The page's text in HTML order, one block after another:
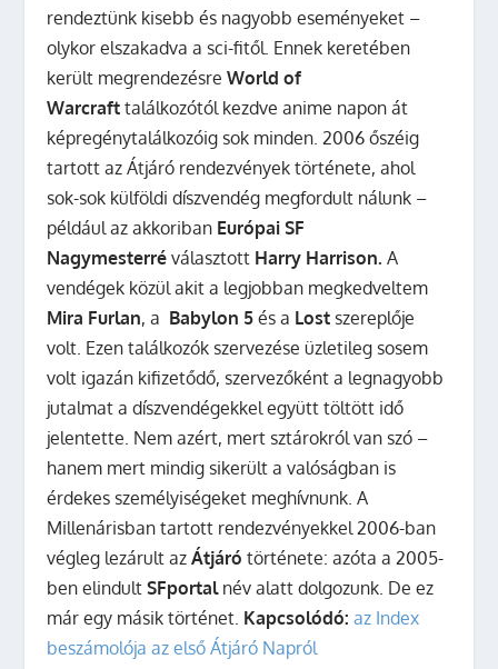
rendeztünk kisebb és nagyobb eseményeket –
olykor elszakadva a sci-fitől. Ennek keretében
került megrendezésreWorld of
Warcraft találkozótól kezdve anime napon át
képregénytalálkozóig sok minden. 2006 őszéig
tartott az Átjáró rendezvények története, ahol
sok-sok külföldi díszvendég megfordult nálunk –
például az akkoriban Európai SF
Nagymesterré választott Harry Harrison. A
vendégek közül akit a legjobban megkedveltem
Mira Furlan, a Babylon 5 és a Lost szereplője
volt. Ezen találkozók szervezése üzletileg sosem
volt igazán kifizetődő, szervezőként a legnagyobb
jutalmat a díszvendégekkel együtt töltött idő
jelentette. Nem azért, mert sztárokról van szó –
hanem mert mindig sikerült a valóságban is
érdekes személyiségeket meghívnunk. A
Millenárisban tartott rendezvényekkel 2006-ban
végleg lezárult azÁtjáró története: azóta a 2005-
ben elindultSFportalnév alatt dolgozunk. De ez
már egy másik történet. Kapcsolódó: az Index
beszámolója az első Átjáró Napról